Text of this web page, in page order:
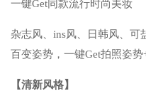
一键Get同款流行时尚美妆
杂志风、ins风、日韩风、可
百变姿势，一键Get拍照姿势
【清新风格】